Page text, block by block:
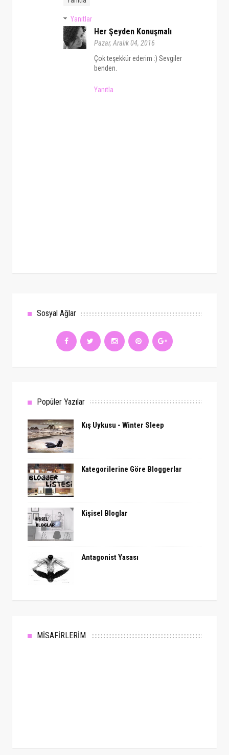
Yanıtlar
Her Şeyden Konuşmalı
Pazar, Aralık 04, 2016
Çok teşekkür ederim :) Sevgiler
benden.
Yanıtla
Sosyal Ağlar
Popüler Yazılar
Kış Uykusu - Winter Sleep
Kategorilerine Göre Bloggerlar
Kişisel Bloglar
Antagonist Yasası
MİSAFİRLERİM